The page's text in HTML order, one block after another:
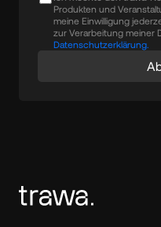
Produkten und
meine Einwilligung
zur Verarbeitung meiner
Datenschutzerklärung.